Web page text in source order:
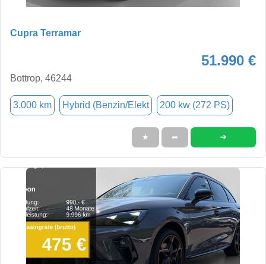
Cupra Terramar
51.990 €
Bottrop, 46244
3.000 km Hybrid (Benzin/Elekt 200 kw (272 PS)
★ ➦ ➜